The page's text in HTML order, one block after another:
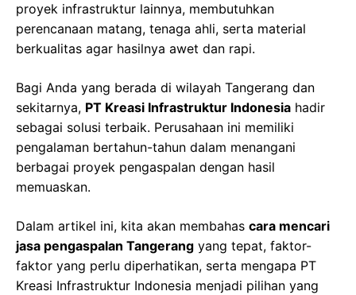
proyek infrastruktur lainnya, membutuhkan
perencanaan matang, tenaga ahli, serta material
berkualitas agar hasilnya awet dan rapi.
Bagi Anda yang berada di wilayah Tangerang dan
sekitarnya, PT Kreasi Infrastruktur Indonesia hadir
sebagai solusi terbaik. Perusahaan ini memiliki
pengalaman bertahun-tahun dalam menangani
berbagai proyek pengaspalan dengan hasil
memuaskan.
Dalam artikel ini, kita akan membahas cara mencari
jasa pengaspalan Tangerang yang tepat, faktor-
faktor yang perlu diperhatikan, serta mengapa PT
Kreasi Infrastruktur Indonesia menjadi pilihan yang